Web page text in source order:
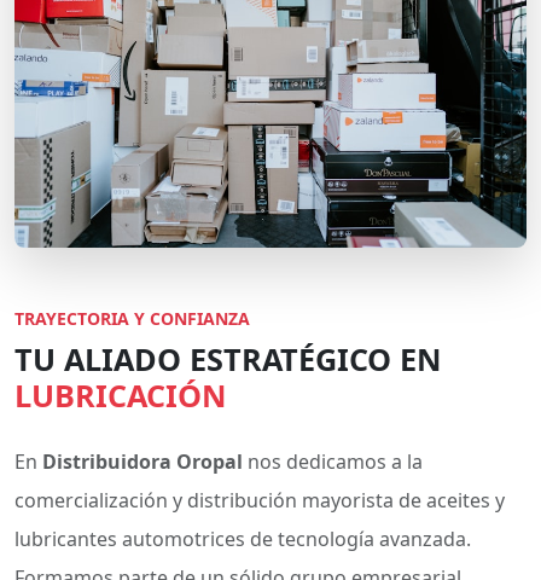
TRAYECTORIA Y CONFIANZA
TU ALIADO ESTRATÉGICO EN
LUBRICACIÓN
En Distribuidora Oropal nos dedicamos a la
comercialización y distribución mayorista de aceites y
lubricantes automotrices de tecnología avanzada.